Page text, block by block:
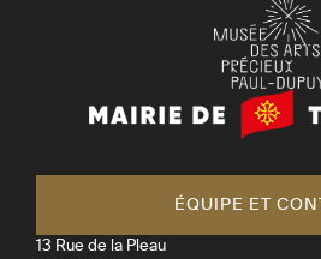
Mairie
de
ÉQUIPE ET
13 Rue de la Pleau